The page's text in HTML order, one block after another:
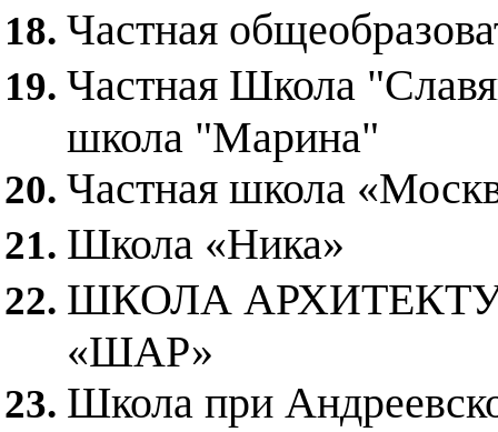
Частная
Частная Школа
школа "Марина"
Частная школа
Школа «Ника»
ШКОЛА
«ШАР»
Школа при